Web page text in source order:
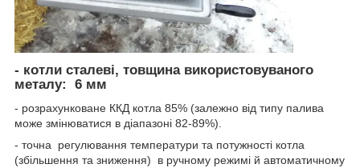
- котли сталеві, товщина використовуваного
металу:
6 мм
- розрахунковане ККД котла 85% (залежно від типу палива
може змінюватися в діапазоні 82-89%).
- точна регулювання температури та потужності котла
(збільшення та зниження) в ручному режимі й автоматичному